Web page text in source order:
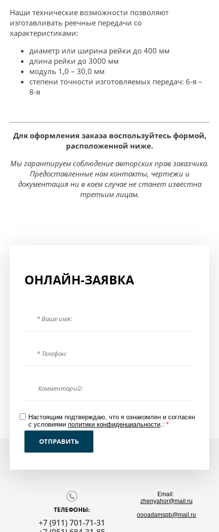
Наши технические возможности позволяют
изготавливать реечные передачи со
характеристиками:
диаметр или ширина рейки до 400 мм
длина рейки до 3000 мм
модуль 1,0 – 30,0 мм
степени точности изготовляемых передач: 6-я –
8-я
Для оформления заказа воспользуйтесь формой,
расположенной ниже.
Мы гарантируем соблюдение авторских прав заказчика.
Предоставленные нам контакты, чертежи и
документация ни в коем случае не станет известна
третьим лицам.
ОНЛАЙН-ЗАЯВКА
Настоящим подтверждаю, что я ознакомлен и согласен
с условиями политики конфиденциальности .: *
ОТПРАВИТЬ
ТЕЛЕФОНЫ:
+7 (911) 701-71-31
Email:
zhenyahor@mail.ru
oooadamspb@mail.ru